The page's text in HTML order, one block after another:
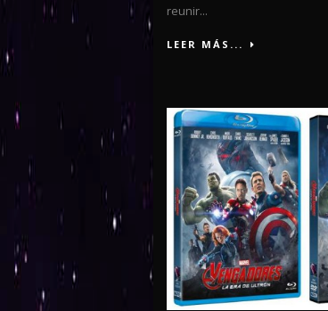
reunir...
LEER MÁS...